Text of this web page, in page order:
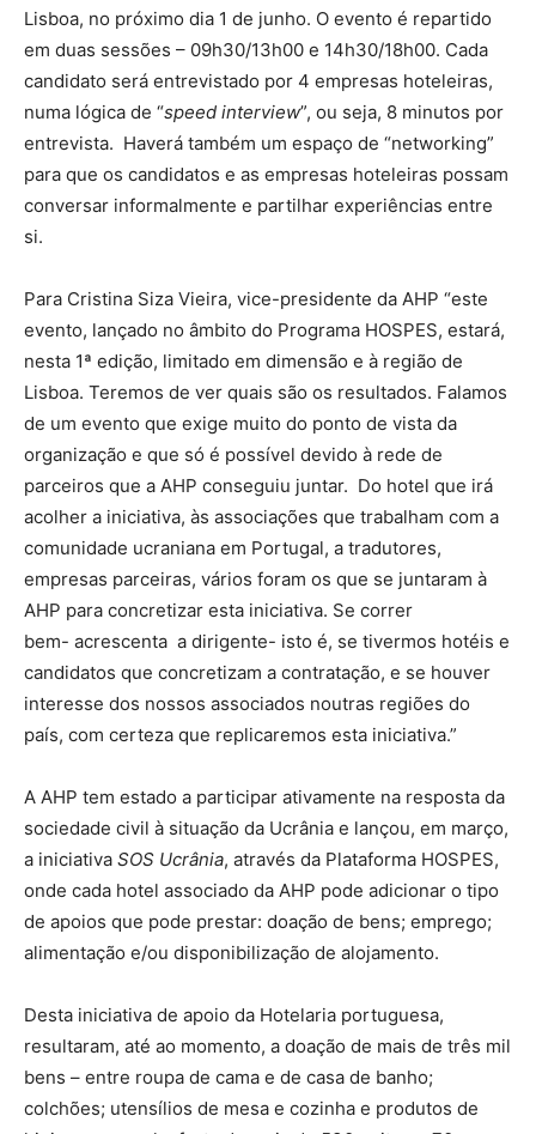
Lisboa, no próximo dia 1 de junho. O evento é repartido
em duas sessões – 09h30/13h00 e 14h30/18h00. Cada
candidato será entrevistado por 4 empresas hoteleiras,
numa lógica de “speed interview”, ou seja, 8 minutos por
entrevista. Haverá também um espaço de “networking”
para que os candidatos e as empresas hoteleiras possam
conversar informalmente e partilhar experiências entre
si.
Para Cristina Siza Vieira, vice-presidente da AHP “este
evento, lançado no âmbito do Programa HOSPES, estará,
nesta 1ª edição, limitado em dimensão e à região de
Lisboa. Teremos de ver quais são os resultados. Falamos
de um evento que exige muito do ponto de vista da
organização e que só é possível devido à rede de
parceiros que a AHP conseguiu juntar. Do hotel que irá
acolher a iniciativa, às associações que trabalham com a
comunidade ucraniana em Portugal, a tradutores,
empresas parceiras, vários foram os que se juntaram à
AHP para concretizar esta iniciativa. Se correr
bem- acrescenta a dirigente- isto é, se tivermos hotéis e
candidatos que concretizam a contratação, e se houver
interesse dos nossos associados noutras regiões do
país, com certeza que replicaremos esta iniciativa.”
A AHP tem estado a participar ativamente na resposta da
sociedade civil à situação da Ucrânia e lançou, em março,
a iniciativa SOS Ucrânia, através da Plataforma HOSPES,
onde cada hotel associado da AHP pode adicionar o tipo
de apoios que pode prestar: doação de bens; emprego;
alimentação e/ou disponibilização de alojamento.
Desta iniciativa de apoio da Hotelaria portuguesa,
resultaram, até ao momento, a doação de mais de três mil
bens – entre roupa de cama e de casa de banho;
colchões; utensílios de mesa e cozinha e produtos de